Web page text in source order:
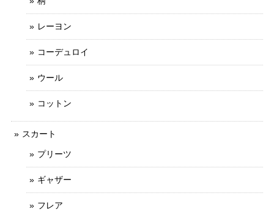
レーヨン
コーデュロイ
ウール
コットン
スカート
プリーツ
ギャザー
フレア